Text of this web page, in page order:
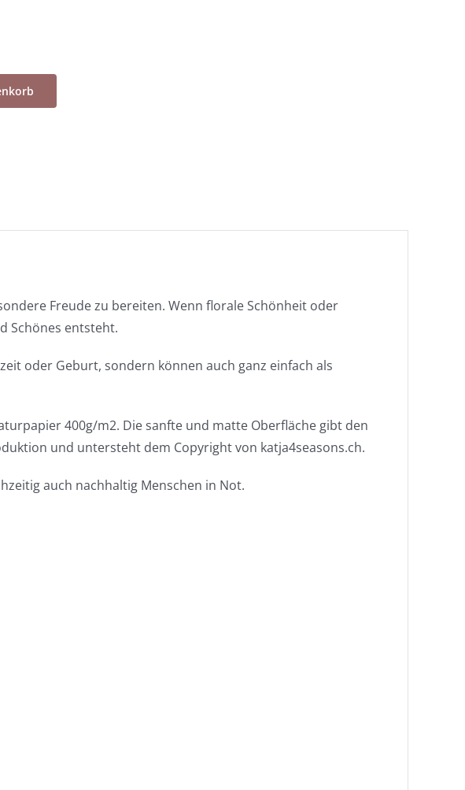
Freude zu bereiten. Wenn florale Schönheit oder
Schönes entsteht.
oder Geburt, sondern können auch ganz einfach als
400g/m2. Die sanfte und matte Oberfläche gibt den
und untersteht dem Copyright von katja4seasons.ch.
auch nachhaltig Menschen in Not.